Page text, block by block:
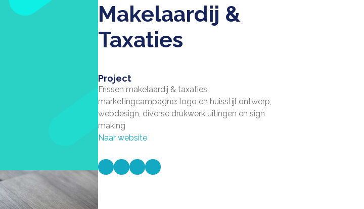
Makelaardij &
Taxaties
Project
Frissen makelaardij & taxaties
marketingcampagne: logo en huisstijl ontwerp,
webdesign, diverse drukwerk uitingen en sign
making
Naar website